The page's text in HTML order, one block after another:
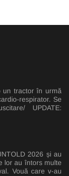
un tractor în urmă
respirator. Se
UPDATE:
2026 și au
lor au întors multe
Vouă care v-au